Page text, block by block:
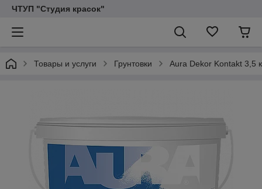
ЧТУП "Студия красок"
Товары и услуги Грунтовки Aura Dekor Kontakt 3,5